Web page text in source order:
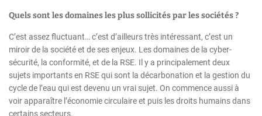
Quels sont les domaines les plus sollicités par les sociétés ?
C’est assez fluctuant… c’est d’ailleurs très intéressant, c’est un
miroir de la société et de ses enjeux. Les domaines de la cyber-
sécurité, la conformité, et de la RSE. Il y a principalement deux
sujets importants en RSE qui sont la décarbonation et la gestion du
cycle de l’eau qui est devenu un vrai sujet. On commence aussi à
voir apparaître l’économie circulaire et puis les droits humains dans
certains secteurs.